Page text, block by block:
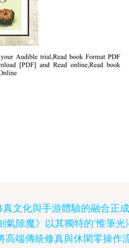
文化與手游體驗的融合正成
除魔》以其獨特的‘惟筆光
高端傳統修真與休閑零操作